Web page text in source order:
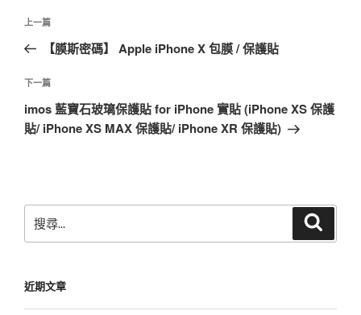
文
導
覽
上
一
文
章
上一篇
【膜斯密碼】 Apple iPhone X 包膜 / 保護貼
下
一
篇
下一篇
imos 藍寶石玻璃保護貼 for iPhone 實貼 (iPhone XS 保護
貼/ iPhone XS MAX 保護貼/ iPhone XR 保護貼)
尋
字:
近期文章